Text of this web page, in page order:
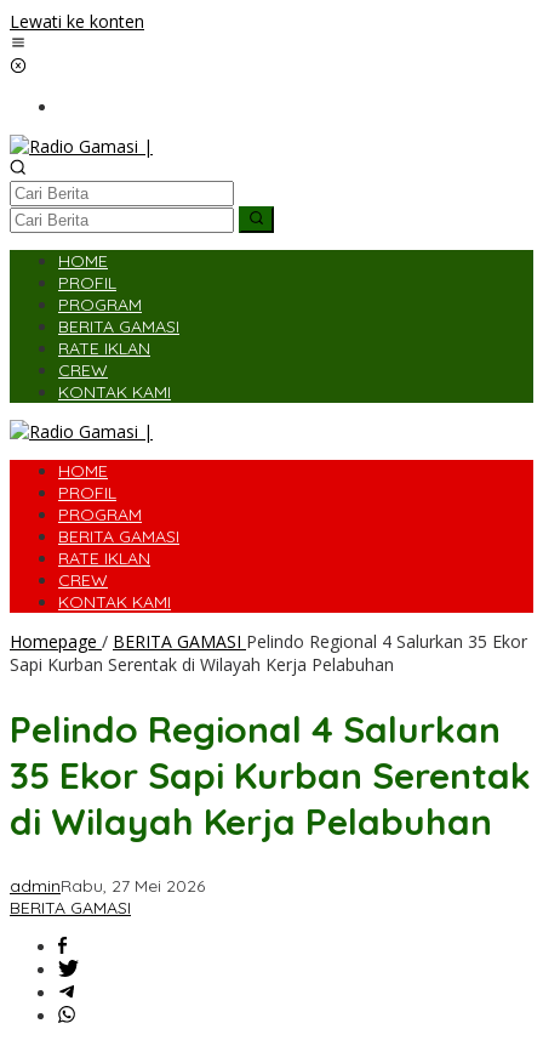
Lewati ke konten
HOME
PROFIL
PROGRAM
BERITA GAMASI
RATE IKLAN
CREW
KONTAK KAMI
HOME
PROFIL
PROGRAM
BERITA GAMASI
RATE IKLAN
CREW
KONTAK KAMI
Homepage / BERITA GAMASI Pelindo Regional 4 Salurkan 35 Ekor
Sapi Kurban Serentak di Wilayah Kerja Pelabuhan
Pelindo Regional 4 Salurkan
35 Ekor Sapi Kurban Serentak
di Wilayah Kerja Pelabuhan
adminRabu, 27 Mei 2026
BERITA GAMASI